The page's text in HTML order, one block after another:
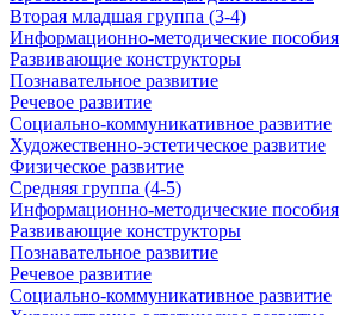
Вторая младшая группа (3-4)
Информационно-методические пособия
Развивающие конструкторы
Познавательное развитие
Речевое развитие
Социально-коммуникативное развитие
Художественно-эстетическое развитие
Физическое развитие
Средняя группа (4-5)
Информационно-методические пособия
Развивающие конструкторы
Познавательное развитие
Речевое развитие
Социально-коммуникативное развитие